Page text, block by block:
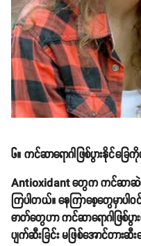
၆။ ကင်ဆာရောဂါဖြစ်ပွားနိုင်ခြ
Antioxidant တွေက ကင်ဆ
ကြပါတယ်။ နေကြာစေ့တွေမှာပ
ဓာတ်တွေဟာ ကင်ဆာရောဂါဖြစ်
ပျက်ဆီးခြင်း မဖြစ်အောင်တားဆီ